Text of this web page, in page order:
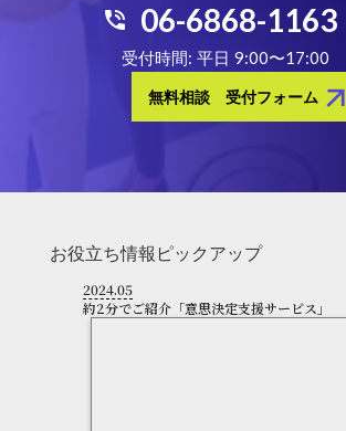
phone_in_talk 06-6868-1163
受付時間: 平日 9:00〜17:00
無料相談 受付フォームarrow_forward
お役立ち情報ピックアップ
2024.05
約2分でご紹介「意思決定支援サービス」